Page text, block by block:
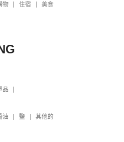
物 住宿 美食
品
油 鹽 其他的